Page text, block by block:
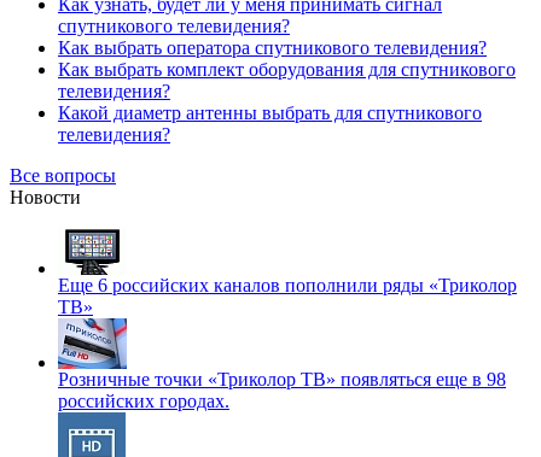
Как узнать, будет ли у меня принимать сигнал
спутникового телевидения?
Как выбрать оператора спутникового телевидения?
Как выбрать комплект оборудования для спутникового
телевидения?
Какой диаметр антенны выбрать для спутникового
телевидения?
Все вопросы
Новости
Еще 6 российских каналов пополнили ряды «Триколор
ТВ»
Розничные точки «Триколор ТВ» появляться еще в 98
российских городах.